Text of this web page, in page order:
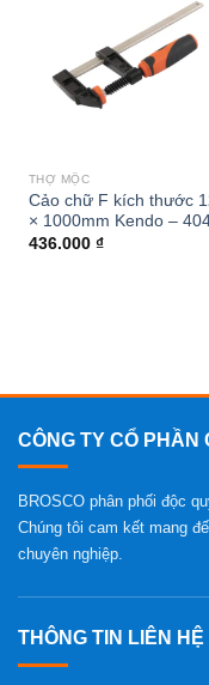
THỢ MỘC
Cảo chữ F kích thước
× 1000mm Kendo –
436.000 ₫
CÔNG TY CỔ PHẦN
BROSCO phân phối độc
Chúng tôi cam kết mang
chuyên nghiệp.